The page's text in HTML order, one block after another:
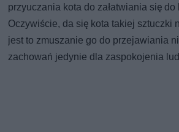
przyuczania kota do załatwiania się
Oczywiście, da się kota takiej sztuczki
jest to zmuszanie go do przejawiania
zachowań jedynie dla zaspokojenia